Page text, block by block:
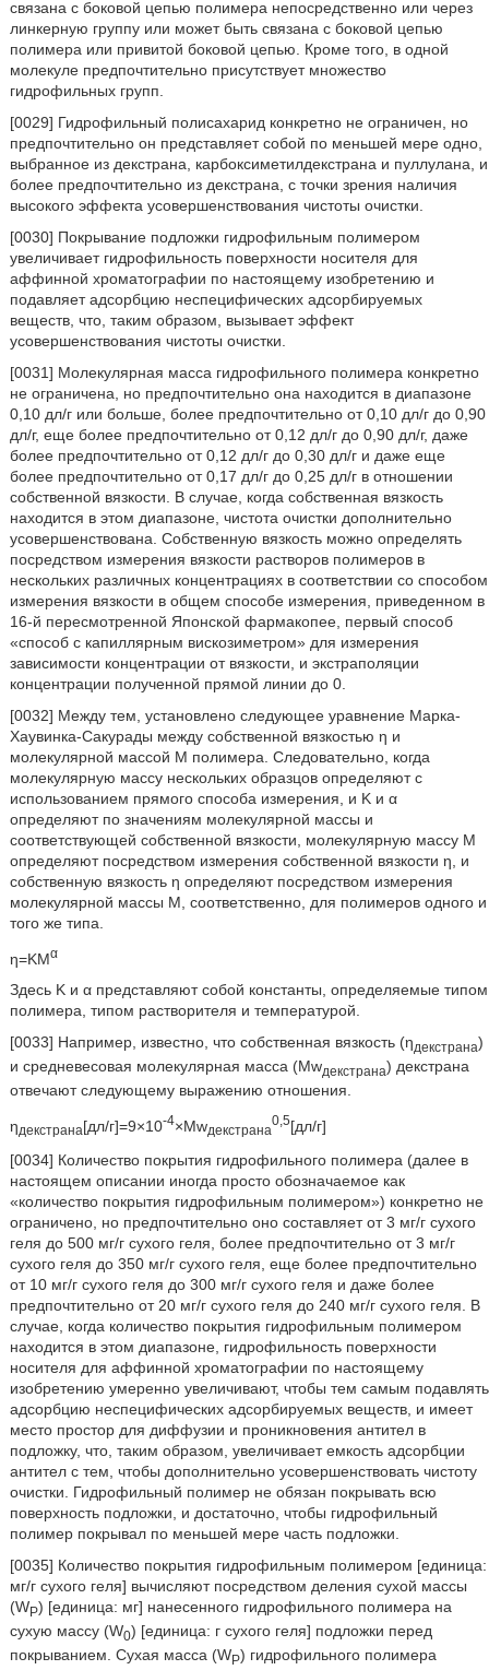
связана с боковой цепью полимера непосредственно или через
линкерную группу или может быть связана с боковой цепью
полимера или привитой боковой цепью. Кроме того, в одной
молекуле предпочтительно присутствует множество
гидрофильных групп.
[0029] Гидрофильный полисахарид конкретно не ограничен, но
предпочтительно он представляет собой по меньшей мере одно,
выбранное из декстрана, карбоксиметилдекстрана и пуллулана, и
более предпочтительно из декстрана, с точки зрения наличия
высокого эффекта усовершенствования чистоты очистки.
[0030] Покрывание подложки гидрофильным полимером
увеличивает гидрофильность поверхности носителя для
аффинной хроматографии по настоящему изобретению и
подавляет адсорбцию неспецифических адсорбируемых
веществ, что, таким образом, вызывает эффект
усовершенствования чистоты очистки.
[0031] Молекулярная масса гидрофильного полимера конкретно
не ограничена, но предпочтительно она находится в диапазоне
0,10 дл/г или больше, более предпочтительно от 0,10 дл/г до 0,90
дл/г, еще более предпочтительно от 0,12 дл/г до 0,90 дл/г, даже
более предпочтительно от 0,12 дл/г до 0,30 дл/г и даже еще
более предпочтительно от 0,17 дл/г до 0,25 дл/г в отношении
собственной вязкости. В случае, когда собственная вязкость
находится в этом диапазоне, чистота очистки дополнительно
усовершенствована. Собственную вязкость можно определять
посредством измерения вязкости растворов полимеров в
нескольких различных концентрациях в соответствии со способом
измерения вязкости в общем способе измерения, приведенном в
16-й пересмотренной Японской фармакопее, первый способ
«способ с капиллярным вискозиметром» для измерения
зависимости концентрации от вязкости, и экстраполяции
концентрации полученной прямой линии до 0.
[0032] Между тем, установлено следующее уравнение Марка-
Хаувинка-Сакурады между собственной вязкостью η и
молекулярной массой M полимера. Следовательно, когда
молекулярную массу нескольких образцов определяют с
использованием прямого способа измерения, и K и α
определяют по значениям молекулярной массы и
соответствующей собственной вязкости, молекулярную массу M
определяют посредством измерения собственной вязкости η, и
собственную вязкость η определяют посредством измерения
молекулярной массы M, соответственно, для полимеров одного и
того же типа.
η=KMα
Здесь K и α представляют собой константы, определяемые типом
полимера, типом растворителя и температурой.
[0033] Например, известно, что собственная вязкость (ηдекстрана)
и средневесовая молекулярная масса (Mwдекстрана) декстрана
отвечают следующему выражению отношения.
ηдекстрана[дл/г]=9×10-4×Mwдекстрана
0,5[дл/г]
[0034] Количество покрытия гидрофильного полимера (далее в
настоящем описании иногда просто обозначаемое как
«количество покрытия гидрофильным полимером») конкретно не
ограничено, но предпочтительно оно составляет от 3 мг/г сухого
геля до 500 мг/г сухого геля, более предпочтительно от 3 мг/г
сухого геля до 350 мг/г сухого геля, еще более предпочтительно
от 10 мг/г сухого геля до 300 мг/г сухого геля и даже более
предпочтительно от 20 мг/г сухого геля до 240 мг/г сухого геля. В
случае, когда количество покрытия гидрофильным полимером
находится в этом диапазоне, гидрофильность поверхности
носителя для аффинной хроматографии по настоящему
изобретению умеренно увеличивают, чтобы тем самым подавлять
адсорбцию неспецифических адсорбируемых веществ, и имеет
место простор для диффузии и проникновения антител в
подложку, что, таким образом, увеличивает емкость адсорбции
антител с тем, чтобы дополнительно усовершенствовать чистоту
очистки. Гидрофильный полимер не обязан покрывать всю
поверхность подложки, и достаточно, чтобы гидрофильный
полимер покрывал по меньшей мере часть подложки.
[0035] Количество покрытия гидрофильным полимером [единица:
мг/г сухого геля] вычисляют посредством деления сухой массы
(WP) [единица: мг] нанесенного гидрофильного полимера на
сухую массу (W0) [единица: г сухого геля] подложки перед
покрыванием. Сухая масса (WP) гидрофильного полимера